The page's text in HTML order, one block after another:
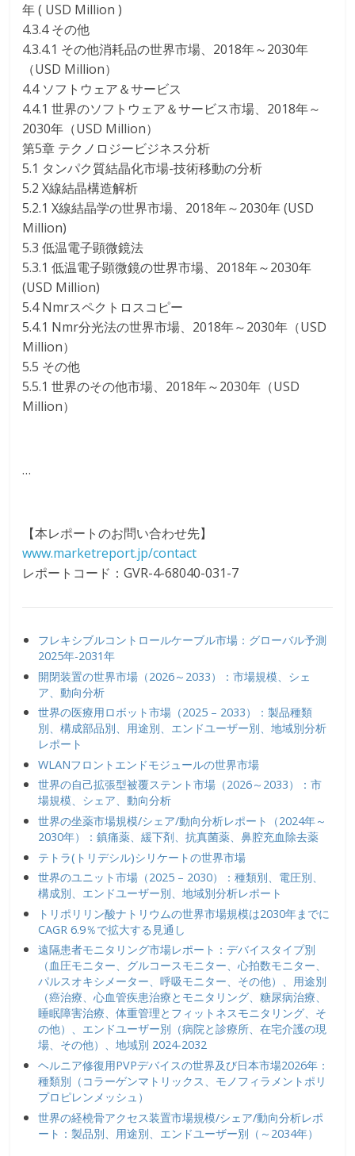
年 ( USD Million )
4.3.4 その他
4.3.4.1 その他消耗品の世界市場、2018年～2030年
（USD Million）
4.4 ソフトウェア＆サービス
4.4.1 世界のソフトウェア＆サービス市場、2018年～
2030年（USD Million）
第5章 テクノロジービジネス分析
5.1 タンパク質結晶化市場-技術移動の分析
5.2 X線結晶構造解析
5.2.1 X線結晶学の世界市場、2018年～2030年 (USD
Million)
5.3 低温電子顕微鏡法
5.3.1 低温電子顕微鏡の世界市場、2018年～2030年
(USD Million)
5.4 Nmrスペクトロスコピー
5.4.1 Nmr分光法の世界市場、2018年～2030年（USD
Million）
5.5 その他
5.5.1 世界のその他市場、2018年～2030年（USD
Million）
…
【本レポートのお問い合わせ先】
www.marketreport.jp/contact
レポートコード：GVR-4-68040-031-7
フレキシブルコントロールケーブル市場：グローバル予測
2025年-2031年
開閉装置の世界市場（2026～2033）：市場規模、シェ
ア、動向分析
世界の医療用ロボット市場（2025 – 2033）：製品種類
別、構成部品別、用途別、エンドユーザー別、地域別分析
レポート
WLANフロントエンドモジュールの世界市場
世界の自己拡張型被覆ステント市場（2026～2033）：市
場規模、シェア、動向分析
世界の坐薬市場規模/シェア/動向分析レポート（2024年～
2030年）：鎮痛薬、緩下剤、抗真菌薬、鼻腔充血除去薬
テトラ(トリデシル)シリケートの世界市場
世界のユニット市場（2025 – 2030）：種類別、電圧別、
構成別、エンドユーザー別、地域別分析レポート
トリポリリン酸ナトリウムの世界市場規模は2030年までに
CAGR 6.9％で拡大する見通し
遠隔患者モニタリング市場レポート：デバイスタイプ別
（血圧モニター、グルコースモニター、心拍数モニター、
パルスオキシメーター、呼吸モニター、その他）、用途別
（癌治療、心血管疾患治療とモニタリング、糖尿病治療、
睡眠障害治療、体重管理とフィットネスモニタリング、そ
の他）、エンドユーザー別（病院と診療所、在宅介護の現
場、その他）、地域別 2024-2032
ヘルニア修復用PVPデバイスの世界及び日本市場2026年：
種類別（コラーゲンマトリックス、モノフィラメントポリ
プロピレンメッシュ）
世界の経橈骨アクセス装置市場規模/シェア/動向分析レポ
ート：製品別、用途別、エンドユーザー別（～2034年）